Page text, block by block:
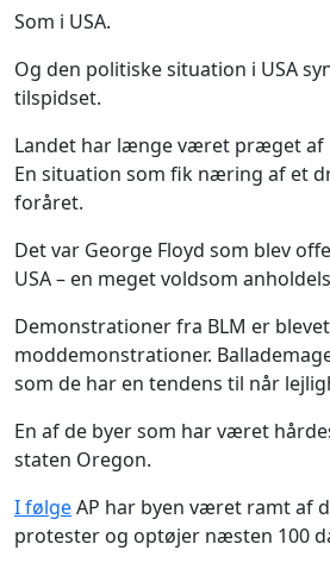
Som i USA.
Og den politiske situation i USA
tilspidset.
Landet har længe været præget af
En situation som fik næring af et
foråret.
Det var George Floyd som blev
USA – en meget voldsom
Demonstrationer fra BLM er
moddemonstrationer.
som de har en tendens til når
En af de byer som har været
staten Oregon.
I følgeAP har byen været ramt af
protester og optøjer næsten 100